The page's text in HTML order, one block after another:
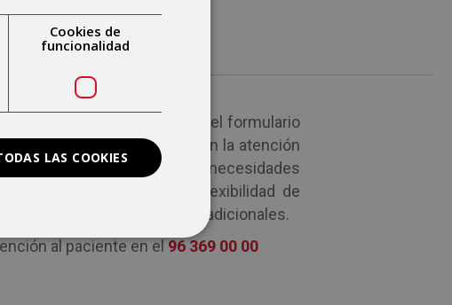
solo tienes que rellenar el formulario
te ofrecemos rapidez en la atención
el cual se adapta a tus necesidades
elección de médico, flexibilidad de
más cómoda, y coberturas adicionales.
al paciente en el 96 369 00 00
Cookies de
funcionalidad
LAS COOKIES